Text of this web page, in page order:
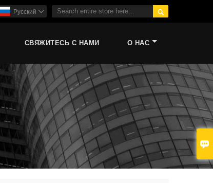


Pусский 
СВЯЖИТЕСЬ С НАМИ О НАС